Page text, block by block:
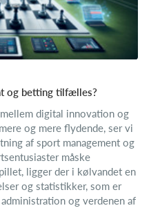
og betting tilfælles?
digital innovation og
og mere flydende, ser vi
af sport management og
måske
ligger der i kølvandet en
og statistikker, som er
og verdenen af